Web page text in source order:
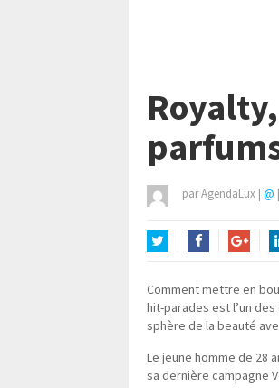
parAgendaLux | @ |
Comment mettre en
hit-parades est l’un
sphère de la beauté
Le jeune homme de 28
sa dernière campagne